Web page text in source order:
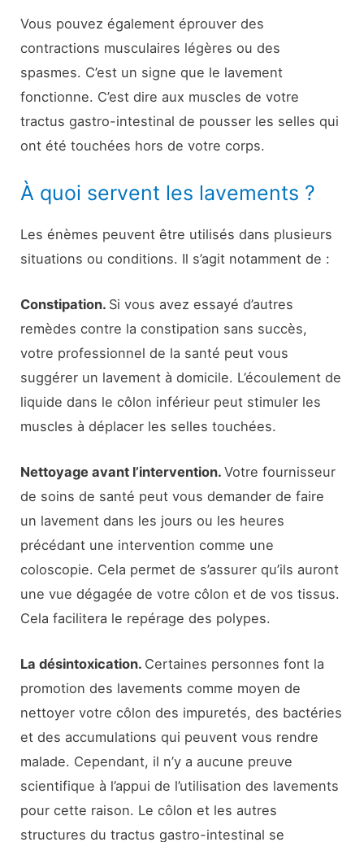
Vous pouvez également éprouver des
contractions musculaires légères ou des
spasmes. C’est un signe que le lavement
fonctionne. C’est dire aux muscles de votre
tractus gastro-intestinal de pousser les selles qui
ont été touchées hors de votre corps.
À quoi servent les lavements ?
Les énèmes peuvent être utilisés dans plusieurs
situations ou conditions. Il s’agit notamment de :
Constipation. Si vous avez essayé d’autres
remèdes contre la constipation sans succès,
votre professionnel de la santé peut vous
suggérer un lavement à domicile. L’écoulement de
liquide dans le côlon inférieur peut stimuler les
muscles à déplacer les selles touchées.
Nettoyage avant l’intervention.Votre fournisseur
de soins de santé peut vous demander de faire
un lavement dans les jours ou les heures
précédant une intervention comme une
coloscopie. Cela permet de s’assurer qu’ils auront
une vue dégagée de votre côlon et de vos tissus.
Cela facilitera le repérage des polypes.
La désintoxication. Certaines personnes font la
promotion des lavements comme moyen de
nettoyer votre côlon des impuretés, des bactéries
et des accumulations qui peuvent vous rendre
malade. Cependant, il n’y a aucune preuve
scientifique à l’appui de l’utilisation des lavements
pour cette raison. Le côlon et les autres
structures du tractus gastro-intestinal se